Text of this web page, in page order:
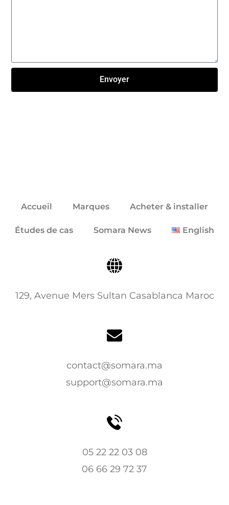
Envoyer
Accueil Marques Acheter & installer
Études de cas Somara News English
129, Avenue Mers Sultan Casablanca Maroc
contact@somara.ma
support@somara.ma
05 22 22 03 08
06 66 29 72 37